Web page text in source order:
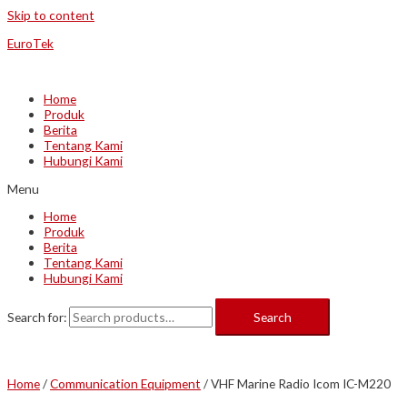
Skip to content
EuroTek
Home
Produk
Berita
Tentang Kami
Hubungi Kami
Menu
Home
Produk
Berita
Tentang Kami
Hubungi Kami
Search for: Search
Home/Communication Equipment / VHF Marine Radio Icom IC-M220